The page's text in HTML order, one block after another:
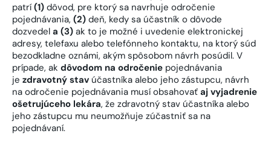
patrí(1) dôvod, pre ktorý sa navrhuje odročenie
pojednávania, (2) deň, kedy sa účastník o dôvode
dozvedel a (3) ak to je možné i uvedenie elektronickej
adresy, telefaxu alebo telefónneho kontaktu, na ktorý súd
bezodkladne oznámi, akým spôsobom návrh posúdil. V
prípade, ak dôvodom na odročenie pojednávania
je zdravotný stav účastníka alebo jeho zástupcu, návrh
na odročenie pojednávania musí obsahovať aj vyjadrenie
ošetrujúceho lekára, že zdravotný stav účastníka alebo
jeho zástupcu mu neumožňuje zúčastniť sa na
pojednávaní.